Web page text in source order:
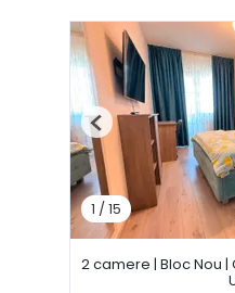
1 / 15
Previous
2 camere | Bloc Nou |